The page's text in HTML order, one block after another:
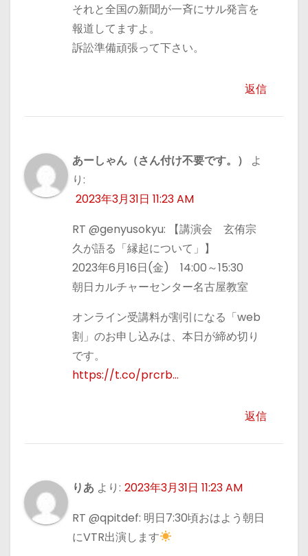
それと全国の新聞が一斉にサル発言を
報道してますよ。
訴訟準備頑張って下さい。
返信
あーしゃん（さん付け不要です。）
よ
り:
2023年3月31日 11:23 AM
RT @genyusokyu: 【講演会 玄侑宗
久が語る「縁起について」】
2023年6月16日(金) 14:00～15:30
朝日カルチャーセンター名古屋教室
オンライン受講料が割引になる「web
割」のお申し込みは、本日が締め切り
です。
https://t.co/prcrb…
返信
りあ より: 2023年3月31日 11:23 AM
RT @qpitdef: 明日7:30頃おはよう朝日
にVTR出演します